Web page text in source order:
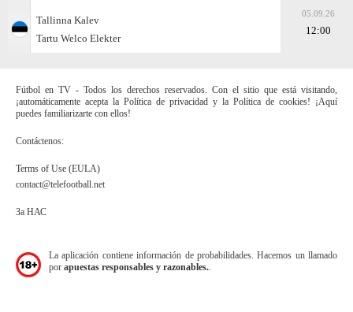
Tallinna Kalev
Tartu Welco Elekter
05.09.26
12:00
Fútbol en TV - Todos los derechos reservados. Con el sitio que está visitando,
¡automáticamente acepta la Política de privacidad y la Política de cookies! ¡Aquí
puedes familiarizarte con ellos!
Contáctenos:
Terms of Use (EULA)
contact@telefootball.net
За НАС
La aplicación contiene información de probabilidades. Hacemos un llamado
por apuestas responsables y razonables.